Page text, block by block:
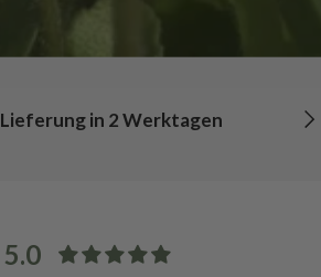
Lieferung in 2 Werktagen
5.0